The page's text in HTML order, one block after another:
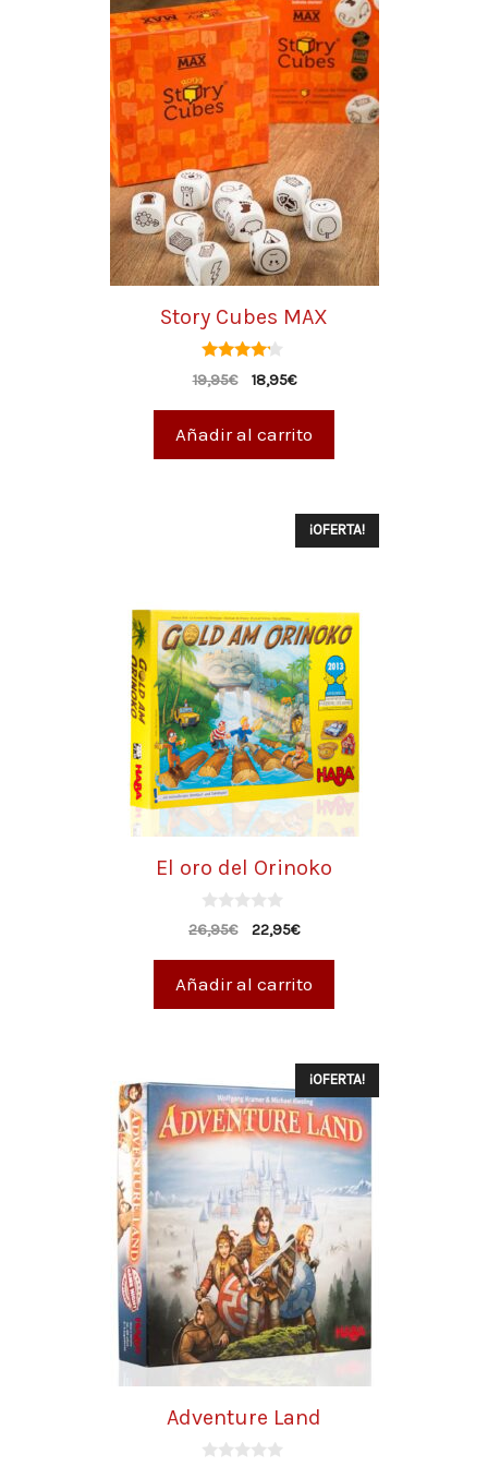
Story Cubes MAX
4.00
de 5
19,95€ 18,95€
Añadir al carrito
¡OFERTA!
El oro del Orinoko
0
d
26,95€ 22,95€
Añadir al carrito
¡OFERTA!
Adventure Land